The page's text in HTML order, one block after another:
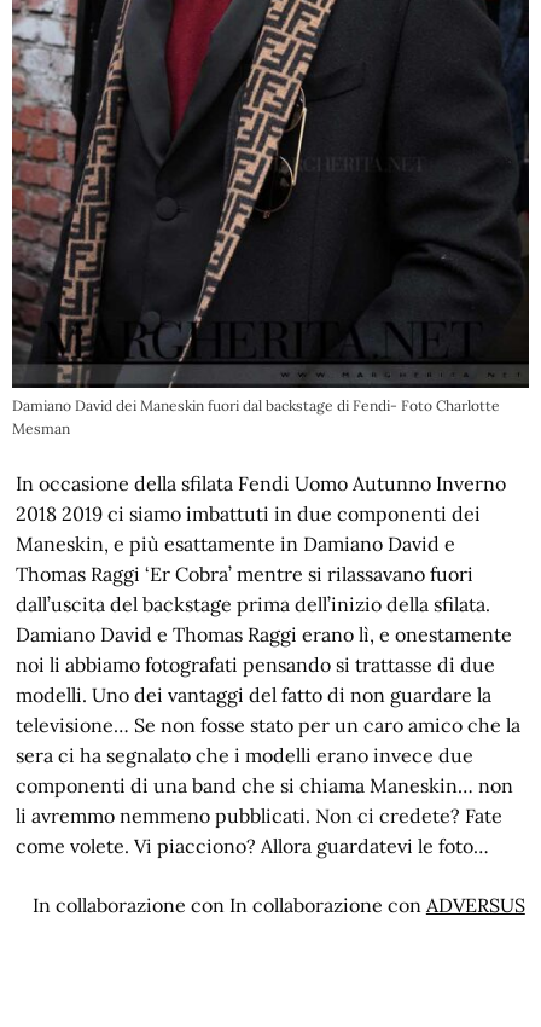
Damiano David dei Maneskin fuori dal backstage di Fendi- Foto Charlotte
Mesman
In occasione della sfilata Fendi Uomo Autunno Inverno
2018 2019 ci siamo imbattuti in due componenti dei
Maneskin, e più esattamente in Damiano David e
Thomas Raggi ‘Er Cobra’ mentre si rilassavano fuori
dall’uscita del backstage prima dell’inizio della sfilata.
Damiano David e Thomas Raggi erano lì, e onestamente
noi li abbiamo fotografati pensando si trattasse di due
modelli. Uno dei vantaggi del fatto di non guardare la
televisione… Se non fosse stato per un caro amico che la
sera ci ha segnalato che i modelli erano invece due
componenti di una band che si chiama Maneskin… non
li avremmo nemmeno pubblicati. Non ci credete? Fate
come volete. Vi piacciono? Allora guardatevi le foto…
In collaborazione con In collaborazione con ADVERSUS